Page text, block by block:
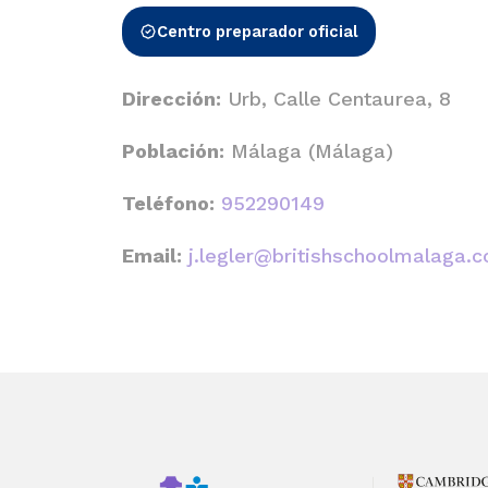
Centro preparador oficial
Dirección: Urb, Calle Centaurea, 8
Población: Málaga (Málaga)
Teléfono: 952290149
Email: